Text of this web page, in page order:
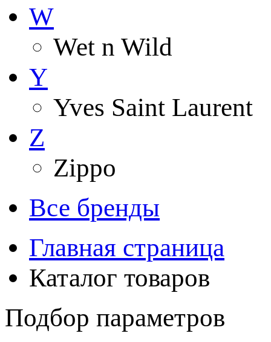
W
Wet n Wild
Y
Yves Saint Laurent
Z
Zippo
Все бренды
Главная страница
Каталог товаров
Подбор параметров